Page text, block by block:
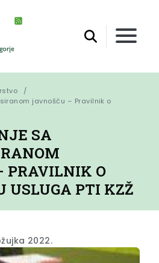
javnošću – Pravilnik o
SA
PRAVILNIK O
USLUGA PTI KZŽ
2022.